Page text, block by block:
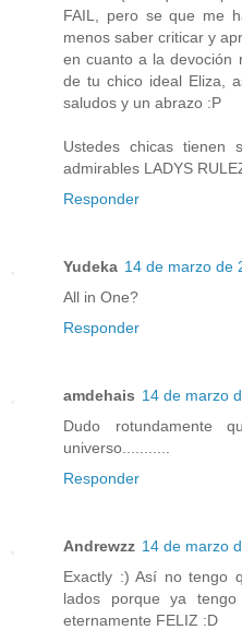
FAIL, pero se que me
menos saber criticar y
en cuanto a la devoción
de tu chico ideal Eliza,
saludos y un abrazo :P
Ustedes chicas tienen
admirables LADYS
Responder
Yudeka 14 de marzo de
All in One?
Responder
amdehais 14 de marzo
Dudo rotundamente
universo...........
Responder
Andrewzz 14 de marzo
Exactly :) Así no tengo
lados porque ya
eternamente FELIZ :D